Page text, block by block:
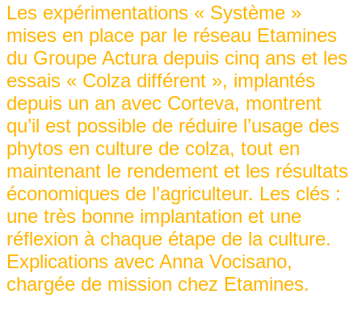
Les expérimentations « Système »
mises en place par le réseau Etamines
du Groupe Actura depuis cinq ans et les
essais « Colza différent », implantés
depuis un an avec Corteva, montrent
qu’il est possible de réduire l’usage des
phytos en culture de colza, tout en
maintenant le rendement et les résultats
économiques de l’agriculteur. Les clés :
une très bonne implantation et une
réflexion à chaque étape de la culture.
Explications avec Anna Vocisano,
chargée de mission chez Etamines.